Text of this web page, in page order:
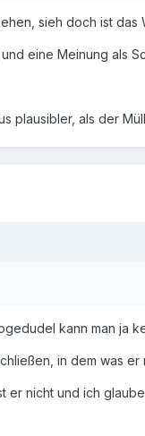
sieh doch ist das
eine Meinung als
plausibler, als der
kann man ja
in dem was
er nicht und ich